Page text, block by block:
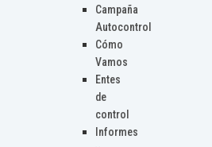
Campaña
Autocontrol
Cómo
Vamos
Entes
de
control
Informes